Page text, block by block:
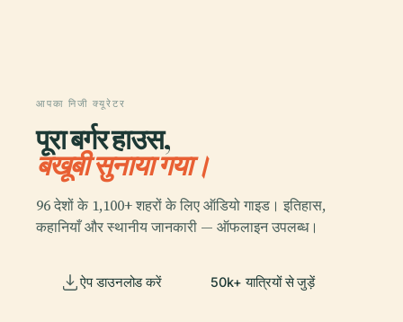
आपका निजी क्यूरेटर
पूरा बर्गर हाउस,
बखूबी सुनाया गया।
96 देशों के 1,100+ शहरों के लिए ऑडियो गाइड। इतिहास,
कहानियाँ और स्थानीय जानकारी — ऑफलाइन उपलब्ध।
ऐप डाउनलोड करें 50k+ यात्रियों से जुड़ें